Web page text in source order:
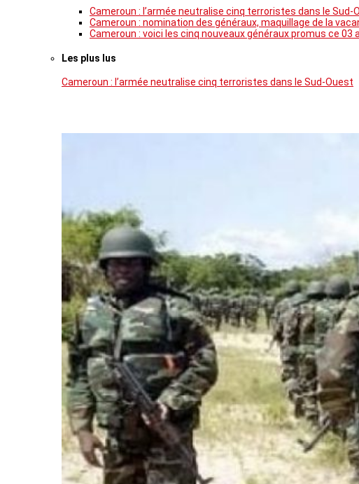
Cameroun : l’armée neutralise cinq terroristes dans le Sud-
Cameroun : nomination des généraux, maquillage de la
Cameroun : voici les cinq nouveaux généraux promus ce 03
Les plus lus
Cameroun : l’armée neutralise cinq terroristes dans le Sud-Ouest